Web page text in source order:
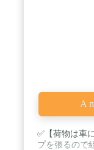
トオーニング
チバック ハ
付きタープ
り付け 側面
ンプ キャン
イバシー 着
ギア アクセ
ベキュー
✅【荷物は車
プを張るので